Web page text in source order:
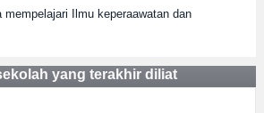
Ilmu keperaawatan dan
yang terakhir diliat